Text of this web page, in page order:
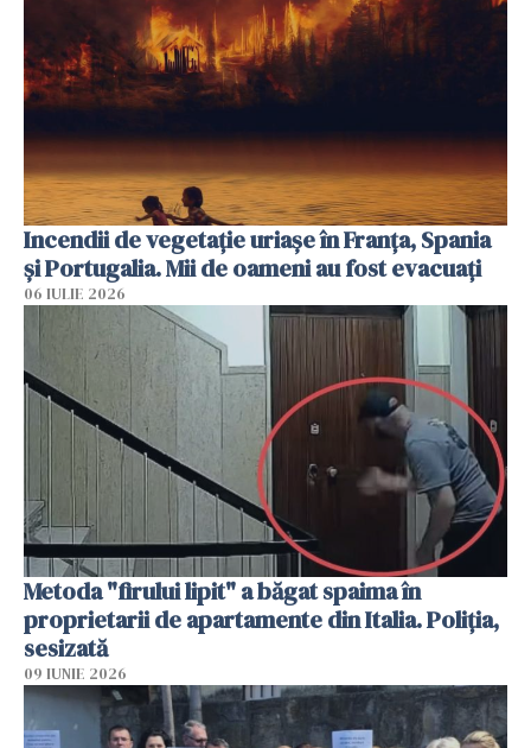
Incendii de vegetație uriașe în Franța, Spania
și Portugalia. Mii de oameni au fost evacuați
06 IULIE 2026
Metoda "firului lipit" a băgat spaima în
proprietarii de apartamente din Italia. Poliția,
sesizată
09 IUNIE 2026